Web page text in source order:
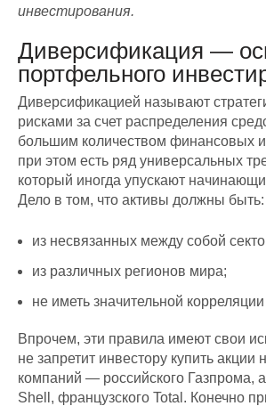
инвестирования.
Диверсификация —
портфельного
Диверсификацией называют
рисками за счет распределения
большим количеством финансовых
при этом есть ряд универсальных
который иногда упускают
Дело в том, что активы должны быть:
из несвязанных между собой
из различных регионов мира;
не иметь значительной
Впрочем, эти правила имеют свои
не запретит инвестору купить акции
компаний — российского Газпрома,
Shell, французского Total. Конечно